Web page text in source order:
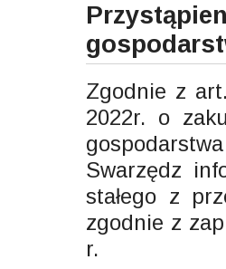
Zgodnie z
2022r. o
Swarzędz
stałego z
zgodnie z
r.